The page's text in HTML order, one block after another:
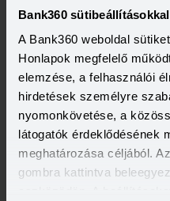
Bank360
A Bank360 weboldal
Honlapok megfelelő
elemzése, a felhasználói
hirdetések személyre
nyomonkövetése, a
látogatók érdeklődésének
meghatározása céljából.
gombra kattintva
2023-03-07
Török kézbe került a